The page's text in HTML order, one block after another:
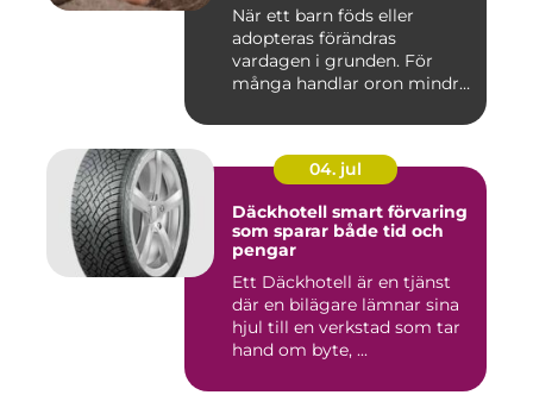
När ett barn föds eller
adopteras förändras
vardagen i grunden. För
många handlar oron mindre
04. jul
Däckhotell smart förvaring
som sparar både tid och
pengar
Ett Däckhotell är en tjänst
där en bilägare lämnar sina
hjul till en verkstad som tar
hand om byte, ...